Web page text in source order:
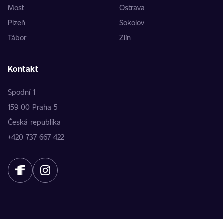
Most
Ostrava
Plzeň
Sokolov
Tábor
Zlín
Kontakt
Spodní 1
159 00 Praha 5
Česká republika
+420 737 667 422